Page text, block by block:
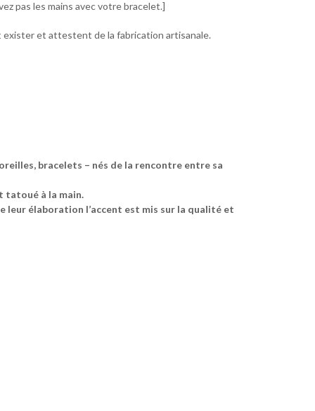
pas les mains avec votre bracelet.]
exister et attestent de la fabrication artisanale.
bracelets – nés de la rencontre entre sa
tatoué à la main.
leur élaboration l’accent est mis sur la qualité et